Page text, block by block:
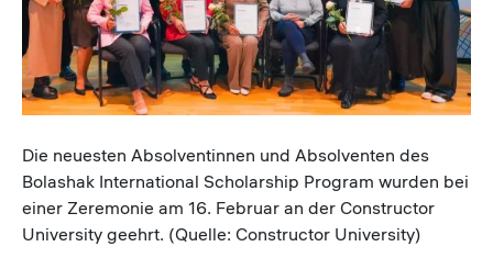
Caption
Die neuesten Absolventinnen und Absolventen des
Bolashak International Scholarship Program wurden bei
einer Zeremonie am 16. Februar an der Constructor
University geehrt. (Quelle: Constructor University)